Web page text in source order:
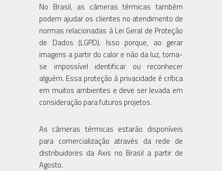
No Brasil, as câmeras térmicas também
podem ajudar os clientes no atendimento de
normas relacionadas à Lei Geral de Proteção
de Dados (LGPD). Isso porque, ao gerar
imagens a partir do calor e não da luz, torna-
se impossível identificar ou reconhecer
alguém. Essa proteção à privacidade é crítica
em muitos ambientes e deve ser levada em
consideração para futuros projetos.
As câmeras térmicas estarão disponíveis
para comercialização através da rede de
distribuidores da Axis no Brasil a partir de
Agosto.